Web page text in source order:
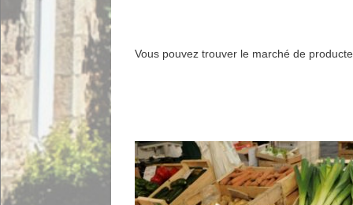
Vous pouvez trouver le marché de